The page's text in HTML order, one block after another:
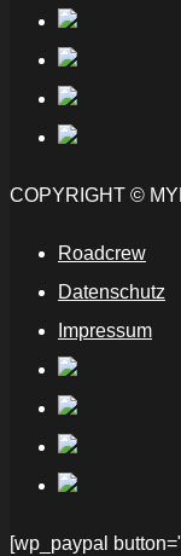
COPYRIGHT ©
Roadcrew
Datenschutz
Impressum
[wp_paypal